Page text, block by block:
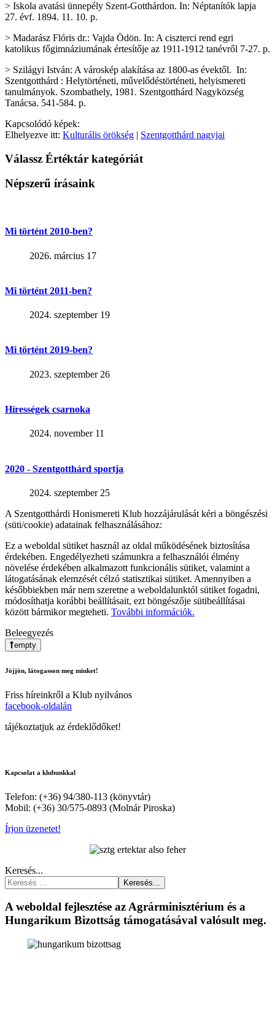
> Iskola avatási ünnepély Szent-Gotthárdon. In: Néptanítók lapja
27. évf. 1894. 11. 10. p.
> Madarász Flóris dr.: Vajda Ödön. In: A ciszterci rend egri
katolikus főgimnáziumának értesítője az 1911-1912 tanévről 7-27. p.
> Szilágyi István: A városkép alakítása az 1800-as évektől. In:
Szentgotthárd : Helytörténeti, művelődéstörténeti, helyismereti
tanulmányok. Szombathely, 1981. Szentgotthárd Nagyközség
Tanácsa. 541-584. p.
Kapcsolódó képek:
Elhelyezve itt: Kulturális örökség | Szentgotthárd nagyjai
Válassz Értéktár kategóriát
Népszerű írásaink
Mi történt 2010-ben?
2026. március 17
Mi történt 2011-ben?
2024. szeptember 19
Mi történt 2019-ben?
2023. szeptember 26
Hírességek csarnoka
2024. november 11
2020 - Szentgotthárd sportja
2024. szeptember 25
A Szentgotthárdi Honismereti Klub hozzájárulását kéri a böngészési
(süti/cookie) adatainak felhasználásához:
Ez a weboldal sütiket használ az oldal működésének biztosítása
érdekében. Engedélyezheti számunkra a felhasználói élmény
növelése érdekében alkalmazott funkcionális sütiket, valamint a
látogatásának elemzését célzó statisztikai sütiket. Amennyiben a
későbbiekben már nem szeretne a weboldalunktól sütiket fogadni,
módosíthatja korábbi beállításait, ezt böngészője sütibeállításai
között bármikor megteheti. További információk.
Beleegyezés
empty
Jöjjön, látogasson meg minket!
Friss híreinkről a Klub nyilvános
facebook-oldalán
tájékoztatjuk az érdeklődőket!
Kapcsolat a klubunkkal
Telefon: (+36) 94/380-113 (könyvtár)
Mobil: (+36) 30/575-0893 (Molnár Piroska)
Írjon üzenetet!
Keresés...
Keresés...
A weboldal fejlesztése az Agrárminisztérium és a
Hungarikum Bizottság támogatásával valósult meg.